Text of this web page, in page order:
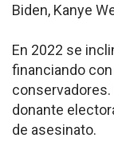
Biden, Kanye
En 2022 se
financiando
conservadores.
donante
de asesinato.